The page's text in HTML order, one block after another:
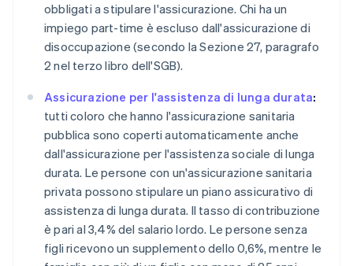
obbligati a stipulare l'assicurazione. Chi ha un
impiego part-time è escluso dall'assicurazione di
disoccupazione (secondo la Sezione 27, paragrafo
2 nel terzo libro dell'SGB).
Assicurazione per l'assistenza di lunga durata:
tutti coloro che hanno l'assicurazione sanitaria
pubblica sono coperti automaticamente anche
dall'assicurazione per l'assistenza sociale di lunga
durata. Le persone con un'assicurazione sanitaria
privata possono stipulare un piano assicurativo di
assistenza di lunga durata. Il tasso di contribuzione
è pari al 3,4% del salario lordo. Le persone senza
figli ricevono un supplemento dello 0,6%, mentre le